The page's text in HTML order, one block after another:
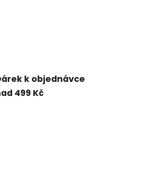
k objednávce
499 Kč